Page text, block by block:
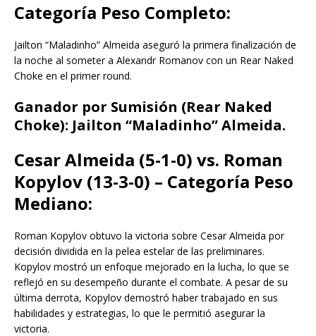
Categoría Peso Completo:
Jailton “Maladinho” Almeida aseguró la primera finalización de
la noche al someter a Alexandr Romanov con un Rear Naked
Choke en el primer round.
Ganador por Sumisión (Rear Naked
Choke): Jailton “Maladinho” Almeida.
Cesar Almeida (5-1-0) vs. Roman
Kopylov (13-3-0) – Categoría Peso
Mediano:
Roman Kopylov obtuvo la victoria sobre Cesar Almeida por
decisión dividida en la pelea estelar de las preliminares.
Kopylov mostró un enfoque mejorado en la lucha, lo que se
reflejó en su desempeño durante el combate. A pesar de su
última derrota, Kopylov demostró haber trabajado en sus
habilidades y estrategias, lo que le permitió asegurar la
victoria.